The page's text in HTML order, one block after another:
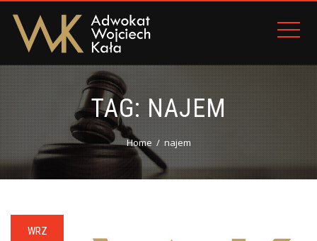
TAG:NAJEM
Home najem
WRZ